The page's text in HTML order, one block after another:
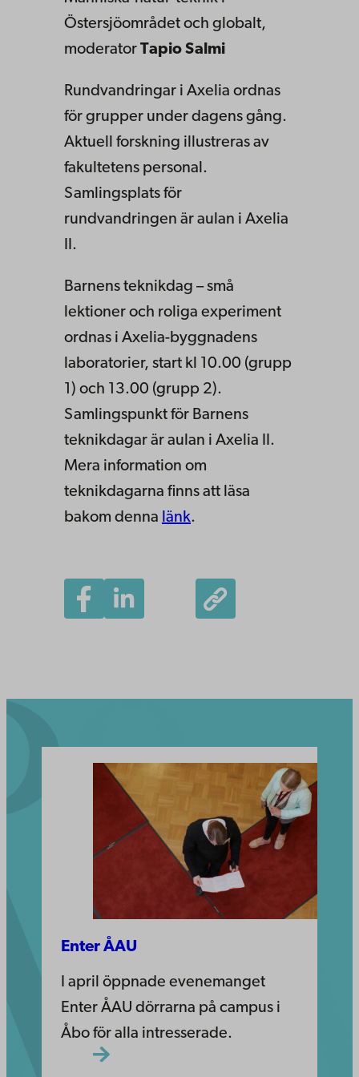
Östersjöområdet och globalt,
moderator Tapio Salmi
Rundvandringar i Axelia ordnas
för grupper under dagens gång.
Aktuell forskning illustreras av
fakultetens personal.
Samlingsplats för
rundvandringen är aulan i Axelia
II.
Barnens teknikdag – små
lektioner och roliga experiment
ordnas i Axelia-byggnadens
laboratorier, start kl 10.00 (grupp
1) och 13.00 (grupp 2).
Samlingspunkt för Barnens
teknikdagar är aulan i Axelia II.
Mera information om
teknikdagarna finns att läsa
bakom denna länk.
Enter ÅAU
I april öppnade evenemanget
Enter ÅAU dörrarna på campus i
Åbo för alla intresserade.